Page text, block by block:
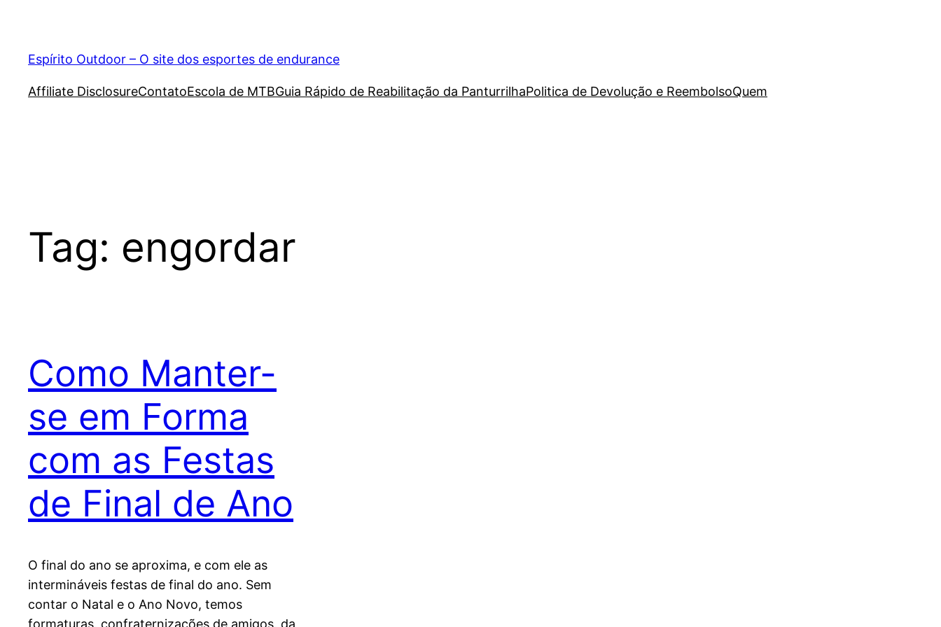
Espírito Outdoor – O site dos esportes de endurance
Affiliate DisclosureContatoEscola de MTBGuia Rápido de Reabilitação da PanturrilhaPolitica de Devolução e ReembolsoQuem
Tag: engordar
Como Manter-
se em Forma
com as Festas
de Final de Ano
O final do ano se aproxima, e com ele as
intermináveis festas de final do ano. Sem
contar o Natal e o Ano Novo, temos
formaturas, confraternizações de amigos, da